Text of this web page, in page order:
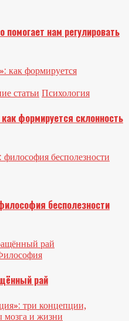
помогает нам регулировать
статьи Психология
формируется склонность
бесполезности
рай